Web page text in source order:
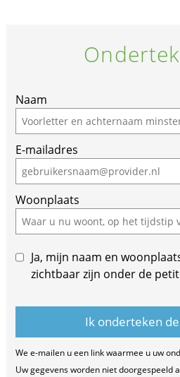
Naam
E-mailadres
Woonplaats
Ja, mijn naam en
zichtbaar zijn onder de
We e-mailen u een link waarmee u uw
Uw gegevens worden niet doorgespeeld